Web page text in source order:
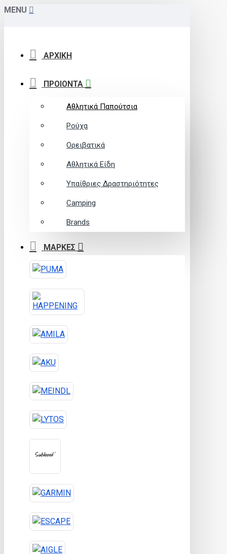
MENU
ΑΡΧΙΚΗ
ΠΡΟΙΟΝΤΑ
Αθλητικά Παπούτσια
Ρούχα
Ορειβατικά
Αθλητικά Είδη
Υπαίθριες Δραστηριότητες
Camping
Brands
ΜΑΡΚΕΣ